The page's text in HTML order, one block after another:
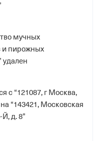
мучных
и пирожных
удален
с “121087, г Москва,
“143421, Московская
д. 8”